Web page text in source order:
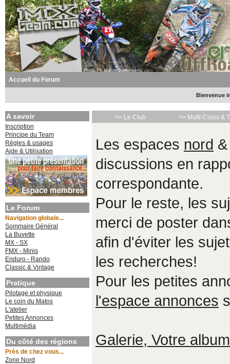
Accueil du Forum
Bienvenue
A savoir
Inscription
Principe du Team
Règles & usages
Aide & Utilisation
Le Forum
Navigation globale...
Sommaire Général
La Buvette
MX - SX
FMX - Minis
Enduro - Rando
Classic & Vintage
Pratique
Pilotage et physique
Le coin du Matos
L'atelier
Petites Annonces
Multimédia
Du côté des régions
Près de chez vous...
Zone Nord
>> Le Club >> Multi-Cross &
Les espaces nord
discussions en
correspondante.
Pour le reste, les
merci de poster
afin d'éviter les
les recherches!
Pour les petites
l'espace annonces
Galerie, Votre